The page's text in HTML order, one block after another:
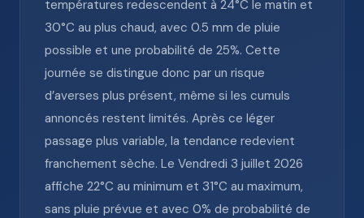
températures redescendent à 24°C le matin et
30°C au plus chaud, avec 0.5 mm de pluie
possible et une probabilité de 25%. Cette
journée se distingue donc par un risque
d’averses plus présent, même si les cumuls
annoncés restent limités. Après ce léger
passage plus variable, la tendance redevient
franchement sèche. Le Vendredi 3 juillet 2026
affiche 22°C au minimum et 31°C au maximum,
sans pluie prévue et avec 0% de probabilité de